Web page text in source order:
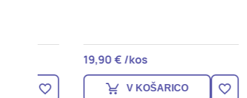
19,90 € /kos
V KOŠARICO